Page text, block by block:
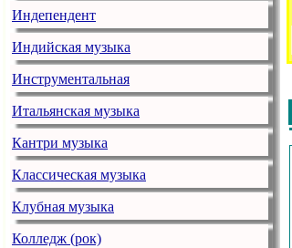
Индепендент
Индийская музыка
Инструментальная
Итальянская музыка
Кантри музыка
Классическая музыка
Клубная музыка
Колледж (рок)